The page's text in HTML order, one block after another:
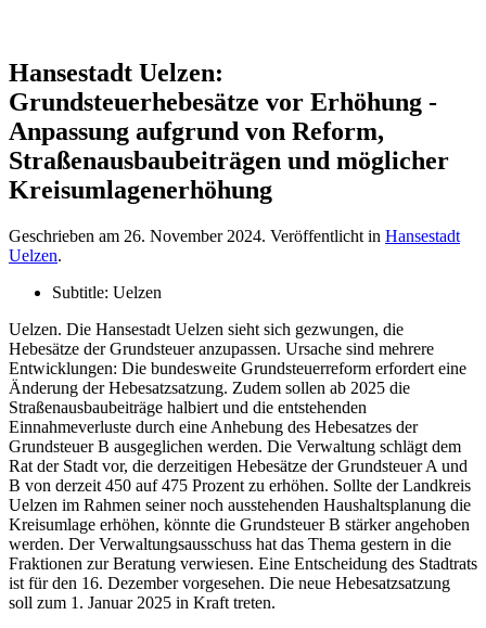
Hansestadt Uelzen:
Grundsteuerhebesätze vor Erhöhung -
Anpassung aufgrund von Reform,
Straßenausbaubeiträgen und möglicher
Kreisumlagenerhöhung
Geschrieben am 26. November 2024. Veröffentlicht in Hansestadt
Uelzen.
Subtitle: Uelzen
Uelzen. Die Hansestadt Uelzen sieht sich gezwungen, die
Hebesätze der Grundsteuer anzupassen. Ursache sind mehrere
Entwicklungen: Die bundesweite Grundsteuerreform erfordert eine
Änderung der Hebesatzsatzung. Zudem sollen ab 2025 die
Straßenausbaubeiträge halbiert und die entstehenden
Einnahmeverluste durch eine Anhebung des Hebesatzes der
Grundsteuer B ausgeglichen werden. Die Verwaltung schlägt dem
Rat der Stadt vor, die derzeitigen Hebesätze der Grundsteuer A und
B von derzeit 450 auf 475 Prozent zu erhöhen. Sollte der Landkreis
Uelzen im Rahmen seiner noch ausstehenden Haushaltsplanung die
Kreisumlage erhöhen, könnte die Grundsteuer B stärker angehoben
werden. Der Verwaltungsausschuss hat das Thema gestern in die
Fraktionen zur Beratung verwiesen. Eine Entscheidung des Stadtrats
ist für den 16. Dezember vorgesehen. Die neue Hebesatzsatzung
soll zum 1. Januar 2025 in Kraft treten.